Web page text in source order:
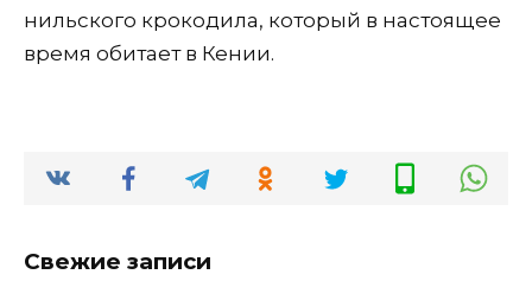
нильского крокодила, который в настоящее
время обитает в Кении.
Свежие записи